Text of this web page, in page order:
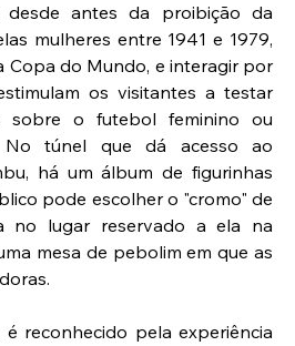
antes da proibição da
mulheres entre 1941 e 1979,
Copa do Mundo, e interagir por
os visitantes a testar
sobre o futebol feminino ou
No túnel que dá acesso ao
há um álbum de figurinhas
pode escolher o "cromo" de
no lugar reservado a ela na
mesa de pebolim em que as
reconhecido pela experiência